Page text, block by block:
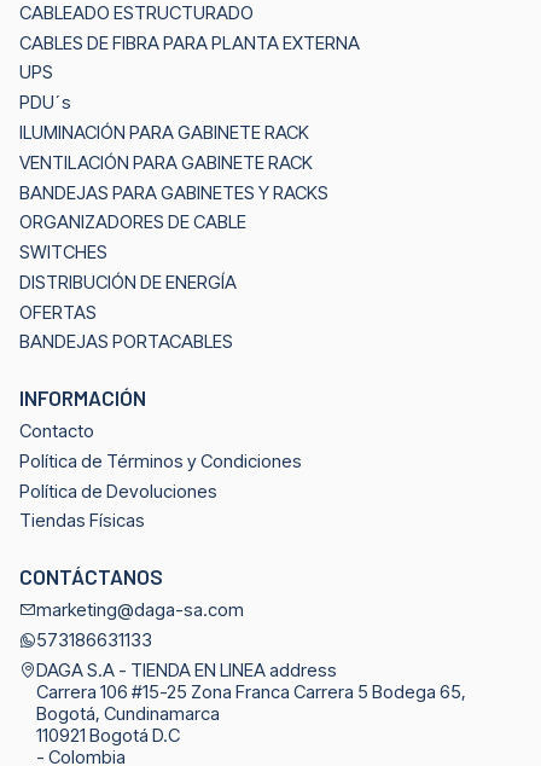
CABLEADO ESTRUCTURADO
CABLES DE FIBRA PARA PLANTA EXTERNA
UPS
PDU´s
ILUMINACIÓN PARA GABINETE RACK
VENTILACIÓN PARA GABINETE RACK
BANDEJAS PARA GABINETES Y RACKS
ORGANIZADORES DE CABLE
SWITCHES
DISTRIBUCIÓN DE ENERGÍA
OFERTAS
BANDEJAS PORTACABLES
INFORMACIÓN
Contacto
Política de Términos y Condiciones
Política de Devoluciones
Tiendas Físicas
CONTÁCTANOS
marketing@daga-sa.com
573186631133
DAGA S.A - TIENDA EN LINEA address
Carrera 106 #15-25 Zona Franca Carrera 5 Bodega 65,
Bogotá, Cundinamarca
110921 Bogotá D.C
- Colombia